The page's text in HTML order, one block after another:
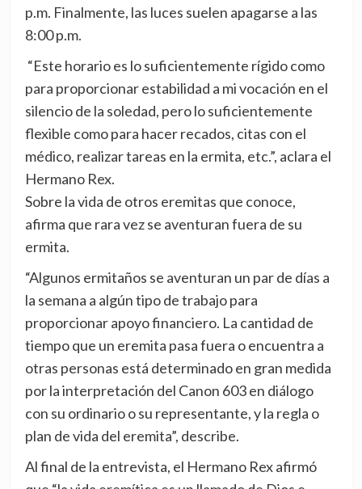
p.m. Finalmente, las luces suelen apagarse a las
8:00 p.m.
“Este horario es lo suficientemente rígido como
para proporcionar estabilidad a mi vocación en el
silencio de la soledad, pero lo suficientemente
flexible como para hacer recados, citas con el
médico, realizar tareas en la ermita, etc.”, aclara el
Hermano Rex.
Sobre la vida de otros eremitas que conoce,
afirma que rara vez se aventuran fuera de su
ermita.
“Algunos ermitaños se aventuran un par de días a
la semana a algún tipo de trabajo para
proporcionar apoyo financiero. La cantidad de
tiempo que un eremita pasa fuera o encuentra a
otras personas está determinado en gran medida
por la interpretación del Canon 603 en diálogo
con su ordinario o su representante, y la regla o
plan de vida del eremita”, describe.
Al final de la entrevista, el Hermano Rex afirmó